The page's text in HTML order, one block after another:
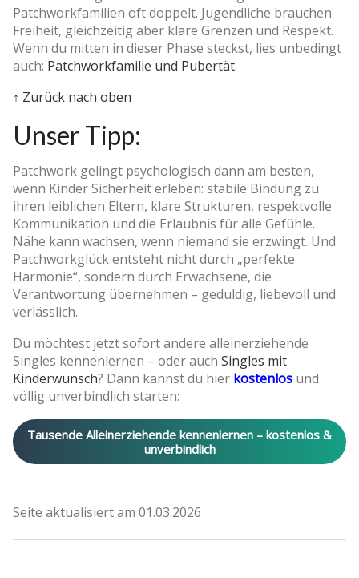
Patchworkfamilien oft doppelt. Jugendliche brauchen
Freiheit, gleichzeitig aber klare Grenzen und Respekt.
Wenn du mitten in dieser Phase steckst, lies unbedingt
auch: Patchworkfamilie und Pubertät.
↑ Zurück nach oben
Unser Tipp:
Patchwork gelingt psychologisch dann am besten,
wenn Kinder Sicherheit erleben: stabile Bindung zu
ihren leiblichen Eltern, klare Strukturen, respektvolle
Kommunikation und die Erlaubnis für alle Gefühle.
Nähe kann wachsen, wenn niemand sie erzwingt. Und
Patchworkglück entsteht nicht durch „perfekte
Harmonie“, sondern durch Erwachsene, die
Verantwortung übernehmen – geduldig, liebevoll und
verlässlich.
Du möchtest jetzt sofort andere alleinerziehende
Singles kennenlernen – oder auch Singles mit
Kinderwunsch? Dann kannst du hier kostenlos und
völlig unverbindlich starten:
Tausende Alleinerziehende kennenlernen – kostenlos &
unverbindlich
Seite aktualisiert am 01.03.2026